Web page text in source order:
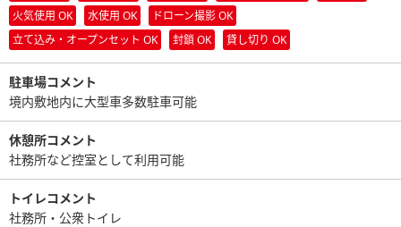
火気使用 OK
水使用 OK
ドローン撮影 OK
立て込み・オープンセット OK
封鎖 OK 貸し切り OK
駐車場コメント
境内敷地内に大型車多数駐車可能
休憩所コメント
社務所など控室として利用可能
トイレコメント
社務所・公衆トイレ